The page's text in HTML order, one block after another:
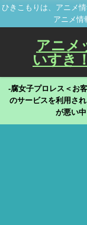
ひきこもりは、アニメ
アニメ情
アニメ
いすき
-腐女子プロレス＜お
のサービスを利用さ
が悪い